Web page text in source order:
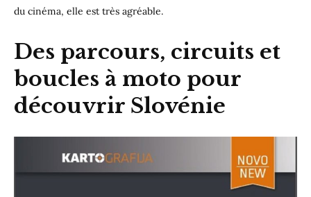
du cinéma, elle est très agréable.
Des parcours, circuits et
boucles à moto pour
découvrir Slovénie